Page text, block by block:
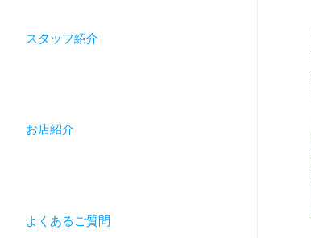
スタッフ紹介
お店紹介
よくあるご質問